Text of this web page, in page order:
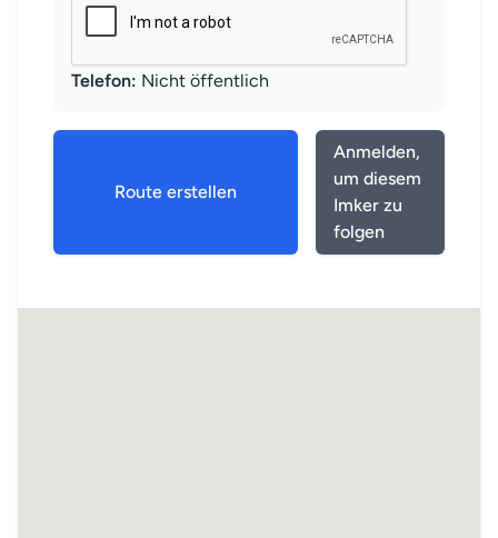
Telefon: Nicht öffentlich
Route erstellen
Anmelden,
um diesem
Imker zu
folgen